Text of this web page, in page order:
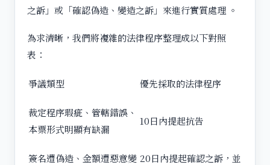
之訴」或「確認偽造、變造之訴」來進行實質處理 。
為求清晰，我們將複雜的法律程序整理成以下對照
表：
爭議類型 優先採取的法律程序
裁定程序瑕疵、管轄錯誤、
本票形式明顯有缺漏
10日內提起抗告
簽名遭偽造、金額遭惡意變 20日內提起確認之訴，並